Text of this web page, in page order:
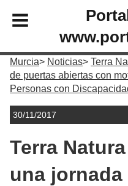
Murcia Noticias
Terra
de puertas abiertas con
Personas con
30/11/2017
Terra
una